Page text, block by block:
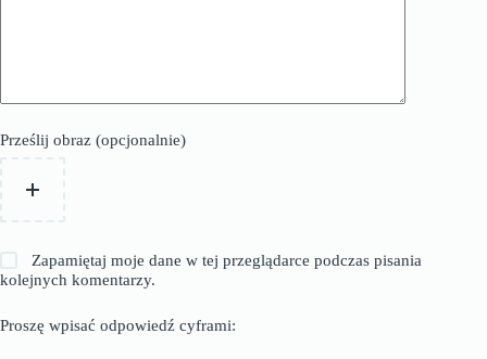
Prześlij obraz (opcjonalnie)
Zapamiętaj moje dane w tej przeglądarce podczas pisania
kolejnych komentarzy.
Proszę wpisać odpowiedź cyframi: